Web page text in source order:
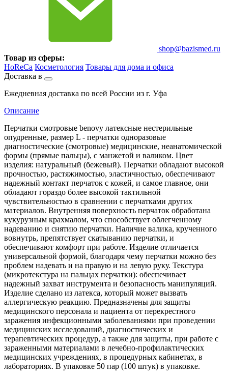
shop@bazismed.ru
Товар из сферы:
HoReCa Косметология Товары для дома и офиса
Доставка в
Ежедневная доставка по всей России из г. Уфа
Описание
Перчатки смотровые benovy латексные нестерильные
опудренные, размер L - перчатки одноразовые
диагностические (смотровые) медицинские, неанатомической
формы (прямые пальцы), с манжетой и валиком. Цвет
изделия: натуральный (бежевый). Перчатки обладают высокой
прочностью, растяжимостью, эластичностью, обеспечивают
надежный контакт перчаток с кожей, и самое главное, они
обладают гораздо более высокой тактильной
чувствительностью в сравнении с перчатками других
материалов. Внутренняя поверхность перчаток обработана
кукурузным крахмалом, что способствует облегченному
надеванию и снятию перчатки. Наличие валика, крученного
вовнутрь, препятствует скатыванию перчатки, и
обеспечивают комфорт при работе. Изделие отличается
универсальной формой, благодаря чему перчатки можно без
проблем надевать и на правую и на левую руку. Текстура
(микротекстура на пальцах перчатки): обеспечивает
надежный захват инструмента и безопасность манипуляций.
Изделие сделано из латекса, который может вызвать
аллергическую реакцию. Предназначены для защиты
медицинского персонала и пациента от перекрестного
заражения инфекционными заболеваниями при проведении
медицинских исследований, диагностических и
терапевтических процедур, а также для защиты, при работе с
зараженными материалами в лечебно-профилактических
медицинских учреждениях, в процедурных кабинетах, в
лабораториях. В упаковке 50 пар (100 штук) в упаковке.